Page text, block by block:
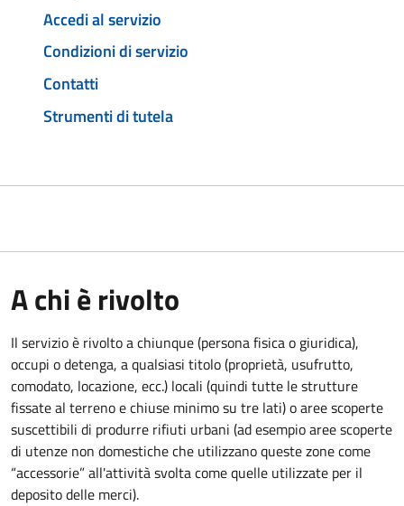
Accedi al servizio
Condizioni di servizio
Contatti
Strumenti di tutela
A chi è rivolto
Il servizio è rivolto a chiunque (persona fisica o giuridica),
occupi o detenga, a qualsiasi titolo (proprietà, usufrutto,
comodato, locazione, ecc.) locali (quindi tutte le strutture
fissate al terreno e chiuse minimo su tre lati) o aree scoperte
suscettibili di produrre rifiuti urbani (ad esempio aree scoperte
di utenze non domestiche che utilizzano queste zone come
“accessorie” all'attività svolta come quelle utilizzate per il
deposito delle merci).